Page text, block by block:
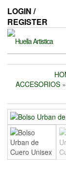
the
content
LOGIN /
REGISTER
ACCESORIOS »